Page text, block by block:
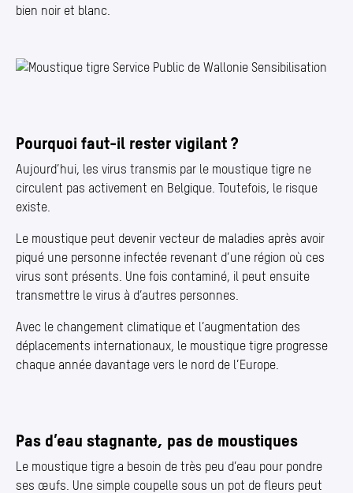
bien noir et blanc.
Pourquoi faut-il rester vigilant ?
Aujourd’hui, les virus transmis par le moustique tigre ne
circulent pas activement en Belgique. Toutefois, le risque
existe.
Le moustique peut devenir vecteur de maladies après avoir
piqué une personne infectée revenant d’une région où ces
virus sont présents. Une fois contaminé, il peut ensuite
transmettre le virus à d’autres personnes.
Avec le changement climatique et l’augmentation des
déplacements internationaux, le moustique tigre progresse
chaque année davantage vers le nord de l’Europe.
Pas d’eau stagnante, pas de moustiques
Le moustique tigre a besoin de très peu d’eau pour pondre
ses œufs. Une simple coupelle sous un pot de fleurs peut